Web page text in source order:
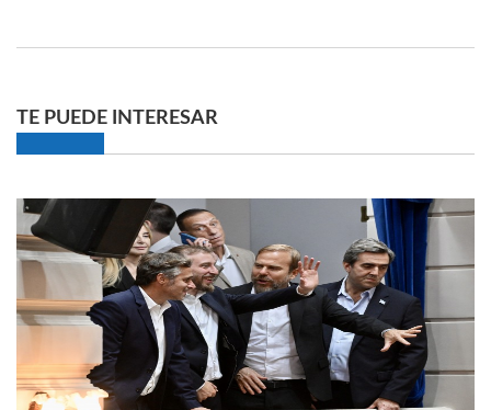
TE PUEDE INTERESAR